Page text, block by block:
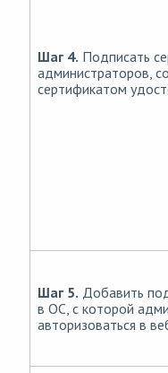
Шаг 4. Подписать
администраторов,
сертификатом
Шаг 5. Добавить
в ОС, с которой
авторизоваться в